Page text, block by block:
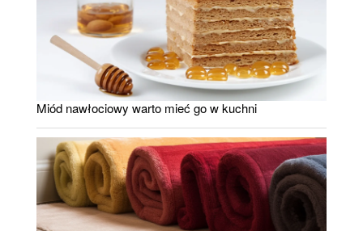
Miód nawłociowy warto mieć go w kuchni